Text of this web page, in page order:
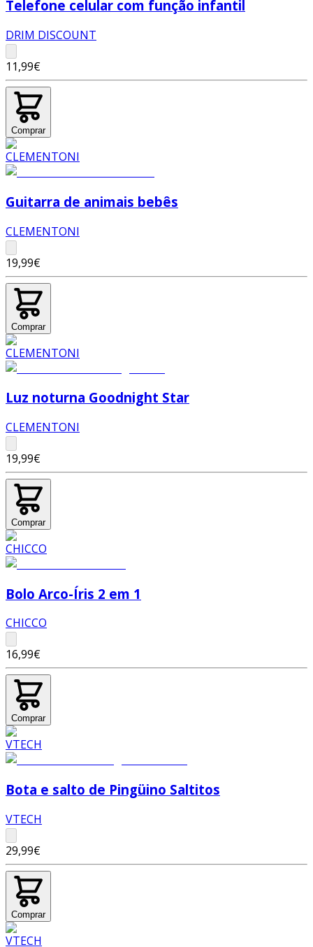
Telefone celular com função infantil
DRIM DISCOUNT
11,99€
Comprar
Guitarra de animais bebês
CLEMENTONI
19,99€
Comprar
Luz noturna Goodnight Star
CLEMENTONI
19,99€
Comprar
Bolo Arco-Íris 2 em 1
CHICCO
16,99€
Comprar
Bota e salto de Pingüino Saltitos
VTECH
29,99€
Comprar